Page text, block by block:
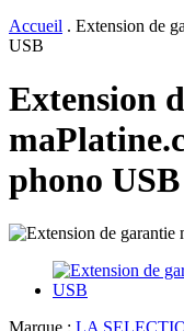
Accueil . Extension de
USB
Extension
phono USB